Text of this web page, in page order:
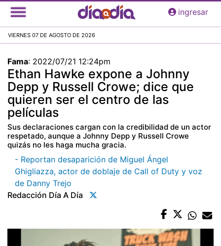
Pasar
al
principal
ingresar
VIERNES 07 DE AGOSTO DE 2026
Fama: 2022/07/21 12:24pm
Ethan Hawke expone a Johnny
Depp y Russell Crowe; dice que
quieren ser el centro de las
películas
Sus declaraciones cargan con la credibilidad de un actor
respetado, aunque a Johnny Depp y Russell Crowe
quizás no les haga mucha gracia.
- Reportan desaparición de Miguel Ángel
Ghigliazza, actor de doblaje de Call of Duty y voz
de Danny Trejo
Redacción Día A Día